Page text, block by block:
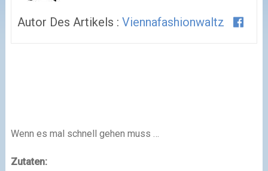
Autor Des Artikels : Viennafashionwaltz
Wenn es mal schnell gehen muss …
Zutaten: